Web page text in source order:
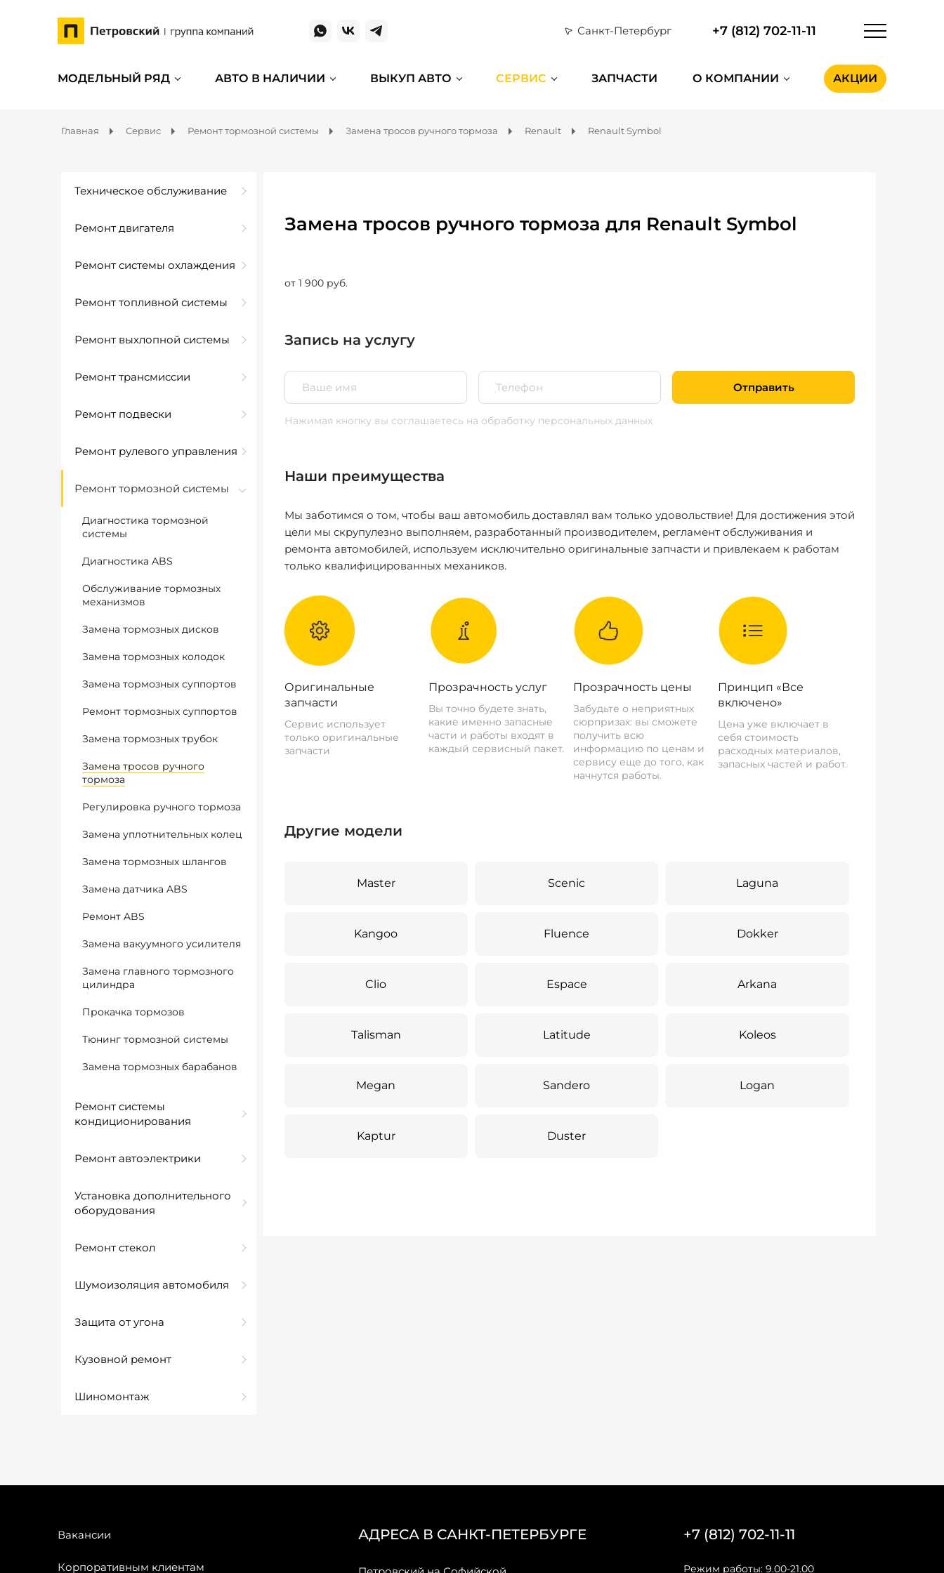
Санкт-Петербург +7 (812) 702-11-11
МОДЕЛЬНЫЙ РЯД АВТО В НАЛИЧИИ ВЫКУП АВТО СЕРВИС ЗАПЧАСТИ О КОМПАНИИ АКЦИИ
Главная Сервис Ремонт тормозной системы Замена тросов ручного тормоза Renault Renault Symbol
Техническое обслуживание
Ремонт двигателя
Ремонт системы охлаждения
Ремонт топливной системы
Ремонт выхлопной системы
Ремонт трансмиссии
Ремонт подвески
Ремонт рулевого управления
Ремонт тормозной системы
Диагностика тормозной
системы
Диагностика ABS
Обслуживание тормозных
механизмов
Замена тормозных дисков
Замена тормозных колодок
Замена тормозных суппортов
Ремонт тормозных суппортов
Замена тормозных трубок
Замена тросов ручного
тормоза
Регулировка ручного тормоза
Замена уплотнительных колец
Замена тормозных шлангов
Замена датчика ABS
Ремонт ABS
Замена вакуумного усилителя
Замена главного тормозного
цилиндра
Прокачка тормозов
Тюнинг тормозной системы
Замена тормозных барабанов
Ремонт системы
кондиционирования
Ремонт автоэлектрики
Установка дополнительного
оборудования
Ремонт стекол
Шумоизоляция автомобиля
Защита от угона
Кузовной ремонт
Шиномонтаж
Замена тросов ручного тормоза для Renault Symbol
от 1 900 руб.
Запись на услугу
Отправить
Нажимая кнопку вы соглашаетесь на обработку персональных данных
Наши преимущества
Мы заботимся о том, чтобы ваш автомобиль доставлял вам только удовольствие! Для достижения этой
цели мы скрупулезно выполняем, разработанный производителем, регламент обслуживания и
ремонта автомобилей, используем исключительно оригинальные запчасти и привлекаем к работам
только квалифицированных механиков.
Оригинальные
запчасти
Сервис использует
только оригинальные
запчасти
Прозрачность услуг
Вы точно будете знать,
какие именно запасные
части и работы входят в
каждый сервисный пакет.
Прозрачность цены
Забудьте о неприятных
сюрпризах: вы сможете
получить всю
информацию по ценам и
сервису еще до того, как
начнутся работы.
Принцип «Все
включено»
Цена уже включает в
себя стоимость
расходных материалов,
запасных частей и работ.
Другие модели
Master Scenic Laguna
Kangoo Fluence Dokker
Clio Espace Arkana
Talisman Latitude Koleos
Megan Sandero Logan
Kaptur Duster
Вакансии
Корпоративным клиентам
АДРЕСА В САНКТ-ПЕТЕРБУРГЕ +7 (812) 702-11-11
Режим работы: 9.00-21.00